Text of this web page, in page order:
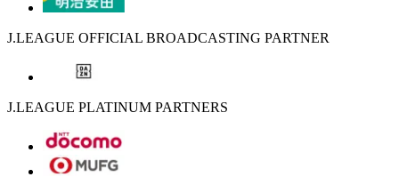
J.LEAGUE OFFICIAL BROADCASTING PARTNER
J.LEAGUE PLATINUM PARTNERS